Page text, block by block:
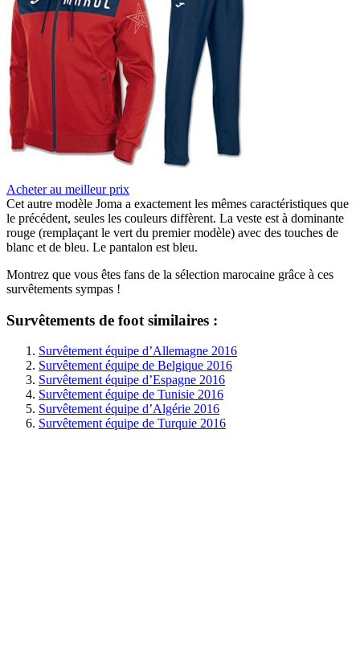
Acheter au meilleur prix
Cet autre modèle Joma a exactement les mêmes caractéristiques que
le précédent, seules les couleurs diffèrent. La veste est à dominante
rouge (remplaçant le vert du premier modèle) avec des touches de
blanc et de bleu. Le pantalon est bleu.
Montrez que vous êtes fans de la sélection marocaine grâce à ces
survêtements sympas !
Survêtements de foot similaires :
Survêtement équipe d’Allemagne 2016
Survêtement équipe de Belgique 2016
Survêtement équipe d’Espagne 2016
Survêtement équipe de Tunisie 2016
Survêtement équipe d’Algérie 2016
Survêtement équipe de Turquie 2016